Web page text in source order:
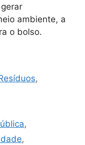
ambiente, a
o bolso.
,
,
,